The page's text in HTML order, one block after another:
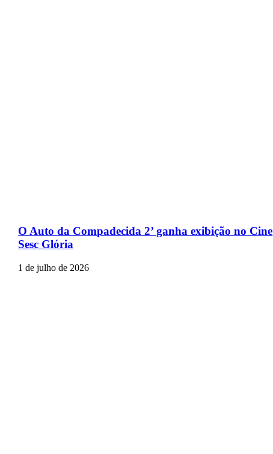
O Auto da Compadecida 2’ ganha exibição no Cine
Sesc Glória
1 de julho de 2026